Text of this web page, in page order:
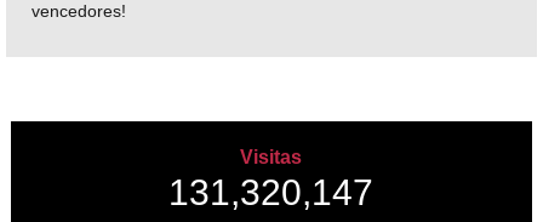
vencedores!
Visitas
131,320,147